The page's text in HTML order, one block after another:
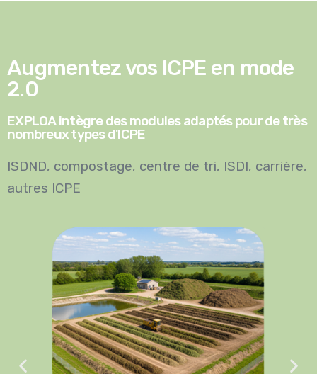
Augmentez vos ICPE en mode
2.0
EXPLOA intègre des modules adaptés pour de très
nombreux types d'ICPE
ISDND, compostage, centre de tri, ISDI, carrière,
autres ICPE